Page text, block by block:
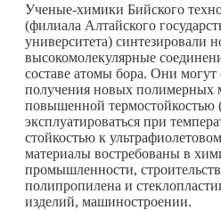
Ученые-химики Бийского
(филиала Алтайского
университета) синтезировали
высокомолекулярные
составе атомы бора. Они
получения новых полимерных
повышенной термостойкостью
эксплуатироваться при
стойкостью к
материалы востребованы в
промышленности,
полипропилена и
изделий, машиностроении.